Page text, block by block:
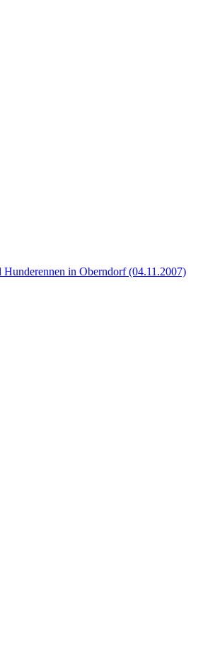
in Oberndorf (04.11.2007)